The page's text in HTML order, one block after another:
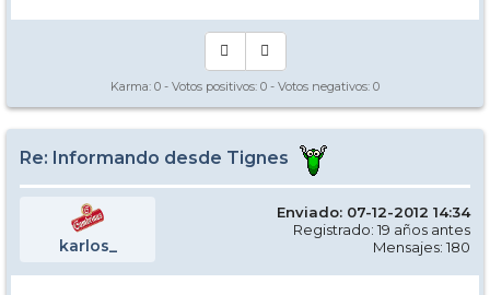
Karma: 0 - Votos positivos: 0 - Votos negativos: 0
Re: Informando desde Tignes
karlos_
Enviado: 07-12-2012 14:34
Registrado: 19 años antes
Mensajes: 180